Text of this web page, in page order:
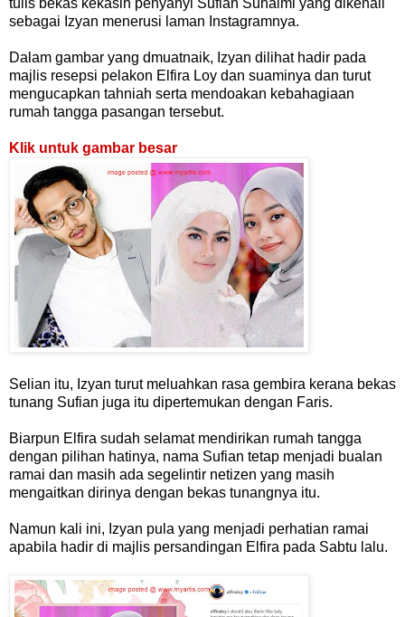
sebagai Izyan menerusi laman Instagramnya.
Dalam gambar yang dmuatnaik, Izyan dilihat hadir pada
majlis resepsi pelakon Elfira Loy dan suaminya dan turut
mengucapkan tahniah serta mendoakan kebahagiaan
rumah tangga pasangan tersebut.
Klik untuk gambar besar
Selian itu, Izyan turut meluahkan rasa gembira kerana bekas
tunang Sufian juga itu dipertemukan dengan Faris.
Biarpun Elfira sudah selamat mendirikan rumah tangga
dengan pilihan hatinya, nama Sufian tetap menjadi bualan
ramai dan masih ada segelintir netizen yang masih
mengaitkan dirinya dengan bekas tunangnya itu.
Namun kali ini, Izyan pula yang menjadi perhatian ramai
apabila hadir di majlis persandingan Elfira pada Sabtu lalu.